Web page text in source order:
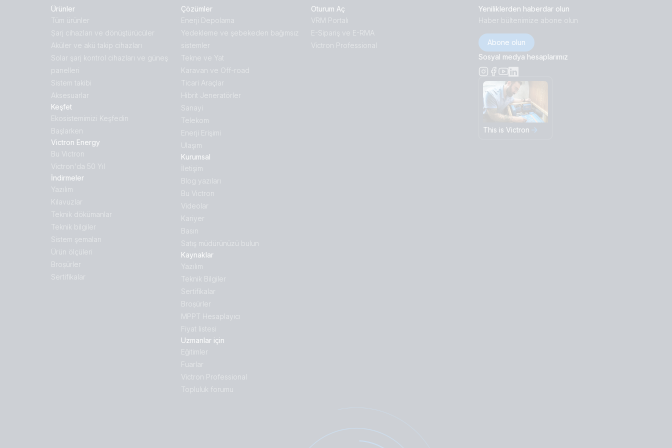
Ürünler
Tüm ürünler
Ṣarj cihazları ve dönüştürücüler
Aküler ve akü takip cihazları
Solar şarj kontrol cihazları ve güneş
panelleri
Sistem takibi
Aksesuarlar
Keşfet
Ekosistemimizi Keşfedin
Başlarken
Victron Energy
Bu Victron
Victron'da 50 Yıl
İndirmeler
Yazılım
Kılavuzlar
Teknik dökümanlar
Teknik bilgiler
Sistem şemaları
Ürün ölçüleri
Broṣürler
Sertifikalar
Çözümler
Enerji Depolama
Yedekleme ve şebekeden bağımsız
sistemler
Tekne ve Yat
Karavan ve Off-road
Ticari Araçlar
Hibrit Jeneratörler
Sanayi
Telekom
Enerji Erişimi
Ulaşım
Kurumsal
İletişim
Blog yazıları
Bu Victron
Videolar
Kariyer
Basın
Satış müdürünüzü bulun
Kaynaklar
Yazılım
Teknik Bilgiler
Sertifikalar
Broṣürler
MPPT Hesaplayıcı
Fiyat listesi
Uzmanlar için
Eğitimler
Fuarlar
Victron Professional
Topluluk forumu
Oturum Aç
VRM Portalı
E-Sipariş ve E-RMA
Victron Professional
Yeniliklerden haberdar olun
Haber bültenimize abone olun
Abone olun
Sosyal medya hesaplarımız
This is Victron